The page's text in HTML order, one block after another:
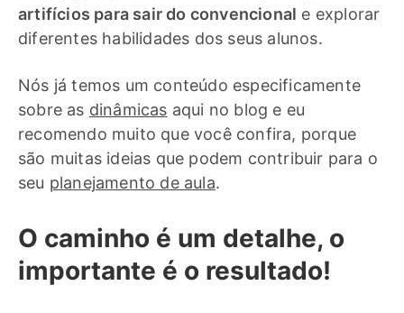
artifícios para sair do convencional e explorar
diferentes habilidades dos seus alunos.
Nós já temos um conteúdo especificamente
sobre as dinâmicas aqui no blog e eu
recomendo muito que você confira, porque
são muitas ideias que podem contribuir para o
seu planejamento de aula.
O caminho é um detalhe, o
importante é o resultado!